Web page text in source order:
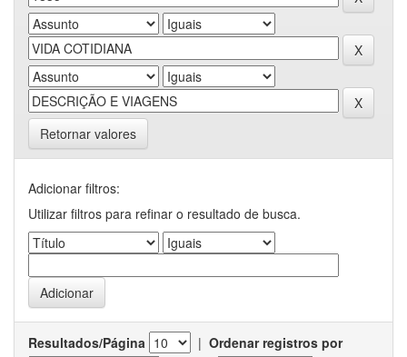
Retornar valores
Adicionar filtros:
Utilizar filtros para refinar o resultado de busca.
Resultados/Página | Ordenar registros por